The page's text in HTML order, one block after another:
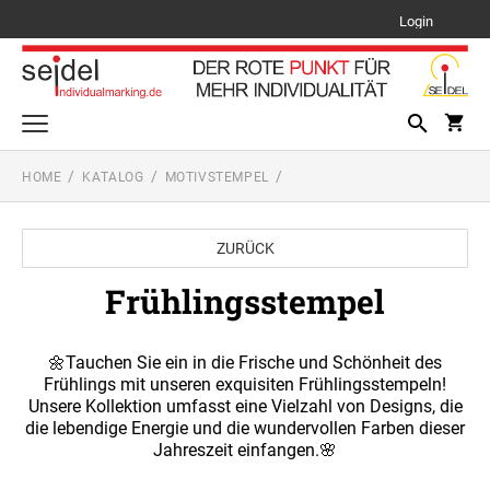
Login
Schilder
TYPENSCHILDER
Mehrfarbig stempeln - Multicolor
MEHRFARBIGE TEXTSTEMPEL PRINTY LINE
MEHRFARBIGE TEXTSTEMPEL
PROFESSIONAL LINE
PRINTY LINE TEXTSTEMPEL
PROFESSIONAL LINE TEXTSTEMPEL
Datums- und Drehbandstempel
PRINTY LINE DATUMSTEMPEL + TEXT
Anwendungen
HOME KATALOG MOTIVSTEMPEL
ZURÜCK
Frühlingsstempel
🌼Tauchen Sie ein in die Frische und Schönheit des
Frühlings mit unseren exquisiten Frühlingsstempeln!
Unsere Kollektion umfasst eine Vielzahl von Designs, die
die lebendige Energie und die wundervollen Farben dieser
Jahreszeit einfangen.🌸